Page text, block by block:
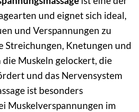
und eignet sich ideal,
und Verspannungen zu
Streichungen, Knetungen und
Muskeln gelockert, die
und das Nervensystem
ist besonders
Muskelverspannungen im